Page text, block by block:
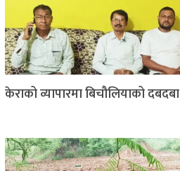
केराको व्यापारमा बिचौलियाको दबदबा